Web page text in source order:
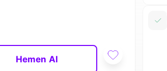
Hemen Al